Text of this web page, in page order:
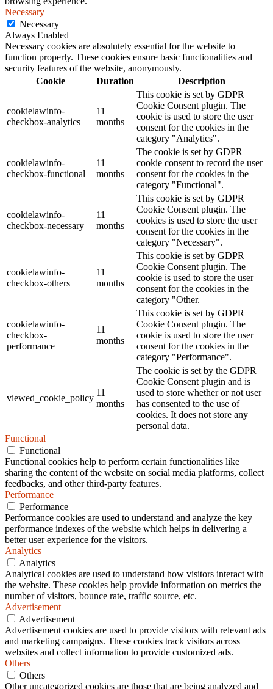
Necessary
Necessary
Always Enabled
Necessary cookies are absolutely essential for the website to
function properly. These cookies ensure basic functionalities and
security features of the website, anonymously.
Cookie
Duration Description
cookielawinfo-
checkbox-analytics
11
months
This cookie is set by GDPR
Cookie Consent plugin. The
cookie is used to store the user
consent for the cookies in the
category "Analytics".
cookielawinfo-
checkbox-functional
11
months
The cookie is set by GDPR
cookie consent to record the user
consent for the cookies in the
category "Functional".
cookielawinfo-
checkbox-necessary
11
months
This cookie is set by GDPR
Cookie Consent plugin. The
cookies is used to store the user
consent for the cookies in the
category "Necessary".
cookielawinfo-
checkbox-others
11
months
This cookie is set by GDPR
Cookie Consent plugin. The
cookie is used to store the user
consent for the cookies in the
category "Other.
cookielawinfo-
checkbox-
performance
11
months
This cookie is set by GDPR
Cookie Consent plugin. The
cookie is used to store the user
consent for the cookies in the
category "Performance".
viewed_cookie_policy
11
months
The cookie is set by the GDPR
Cookie Consent plugin and is
used to store whether or not user
has consented to the use of
cookies. It does not store any
personal data.
Functional
Functional
Functional cookies help to perform certain functionalities like
sharing the content of the website on social media platforms, collect
feedbacks, and other third-party features.
Performance
Performance
Performance cookies are used to understand and analyze the key
performance indexes of the website which helps in delivering a
better user experience for the visitors.
Analytics
Analytics
Analytical cookies are used to understand how visitors interact with
the website. These cookies help provide information on metrics the
number of visitors, bounce rate, traffic source, etc.
Advertisement
Advertisement
Advertisement cookies are used to provide visitors with relevant ads
and marketing campaigns. These cookies track visitors across
websites and collect information to provide customized ads.
Others
Others
Other uncategorized cookies are those that are being analyzed and